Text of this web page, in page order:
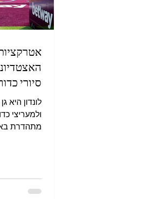
סיורי
לונדון היא
ולמעריצי
מתהדרת
הגדולות